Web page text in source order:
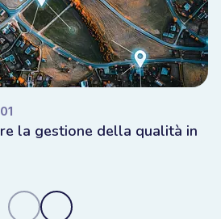
la gestione della qualità in